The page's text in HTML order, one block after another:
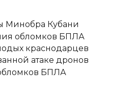
Минобра Кубани
обломков БПЛА
краснодарцев
атаке дронов
БПЛА